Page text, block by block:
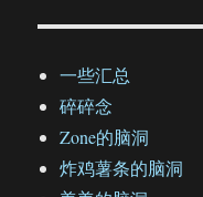
一些汇总
碎碎念
Zone的脑洞
炸鸡薯条的脑洞